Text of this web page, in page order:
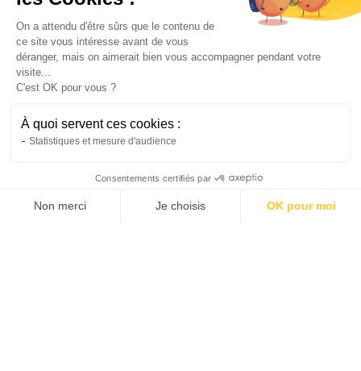
Fonctionnement, types et conseils pour bien
choisir.
Inès
7/3/25• 4 minutes
On a attendu d'être sûrs que le contenu de
ce site vous intéresse avant de vous
déranger, mais on aimerait bien vous accompagner pendant votre
visite...
C'est OK pour vous ?
À quoi servent ces cookies :
Statistiques et mesure d'audience
Consentements certifiés par
Non merci Je choisis OK pour moi